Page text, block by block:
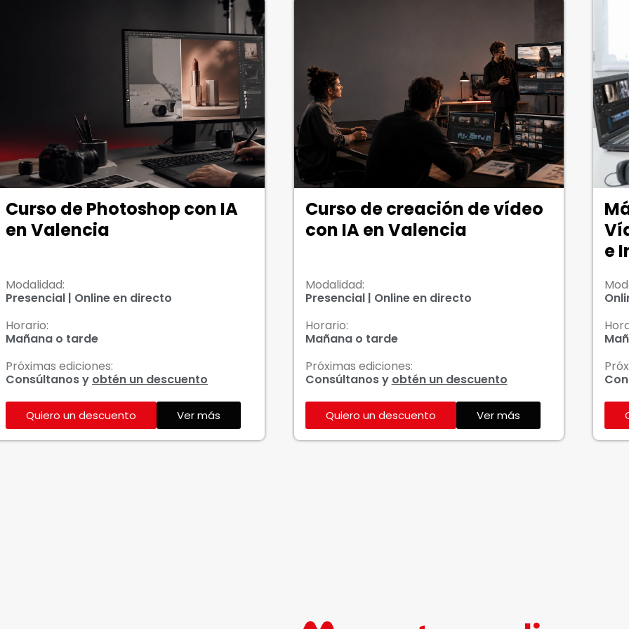
Curso de creación de vídeo
con IA en Valencia
Modalidad:
Presencial | Online en directo
Horario:
Mañana o tarde
Próximas ediciones:
Consúltanos y obtén un descuento
Quiero un descuento Ver más
Máster en Creación de
Vídeo para Publicidad en TV
Modalidad:
Online | Presencial
Horario:
Mañana o tarde
Próximas ediciones:
Consúltanos y obtén un descuento
Quiero un descuento Ver más